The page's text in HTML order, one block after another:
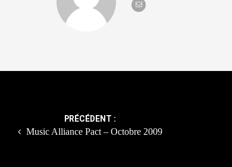
PRÉCÉDENT :
Music Alliance Pact – Octobre 2009